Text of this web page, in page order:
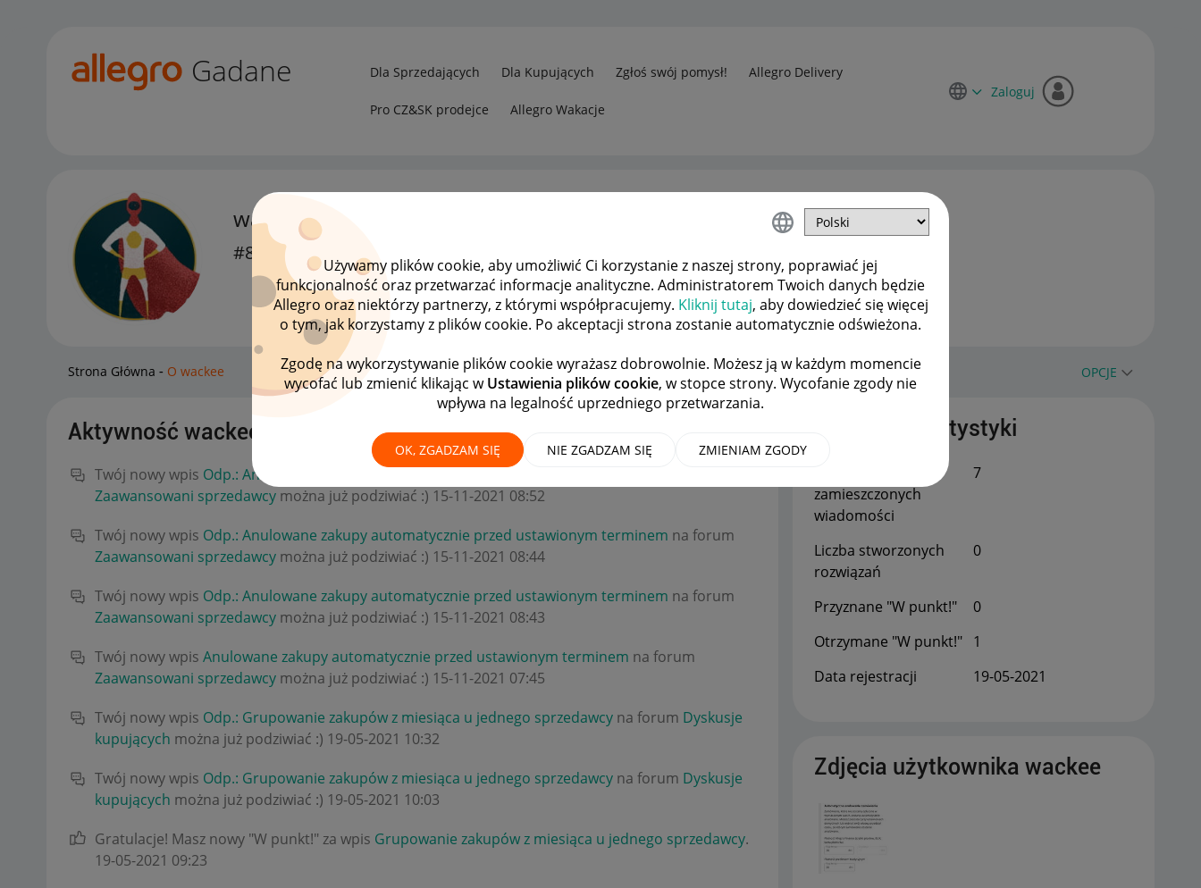
Używamy plików cookie, aby umożliwić Ci korzystanie z naszej strony, poprawiać jej
funkcjonalność oraz przetwarzać informacje analityczne. Administratorem Twoich danych będzie
Allegro oraz niektórzy partnerzy, z którymi współpracujemy. Kliknij tutaj, aby dowiedzieć się więcej
o tym, jak korzystamy z plików cookie. Po akceptacji strona zostanie automatycznie odświeżona.
Zgodę na wykorzystywanie plików cookie wyrażasz dobrowolnie. Możesz ją w każdym momencie
wycofać lub zmienić klikając wUstawienia plików cookie, w stopce strony. Wycofanie zgody nie
wpływa na legalność uprzedniego przetwarzania.
OK, ZGADZAM SIĘ NIE ZGADZAM SIĘ ZMIENIAM ZGODY
Gadane Dla Sprzedających Dla Kupujących Zgłoś swój pomysł! Allegro Delivery
Pro CZ&SK prodejce Allegro Wakacje
Zaloguj
wackee
#8 Zapaleniec
Strona Główna O wackee OPCJE
Aktywność wackee
Twój nowy wpis Odp.: Anulowane zakupy automatycznie przed ustawionym terminem
Zaawansowani sprzedawcy można już podziwiać :) ‎15-11-2021 08:52
Twój nowy wpis Odp.: Anulowane zakupy automatycznie przed ustawionym terminem na forum
Zaawansowani sprzedawcy można już podziwiać :) ‎15-11-2021 08:44
Twój nowy wpis Odp.: Anulowane zakupy automatycznie przed ustawionym terminem na forum
Zaawansowani sprzedawcy można już podziwiać :) ‎15-11-2021 08:43
Twój nowy wpis Anulowane zakupy automatycznie przed ustawionym terminem na forum
Zaawansowani sprzedawcy można już podziwiać :) ‎15-11-2021 07:45
Twój nowy wpis Odp.: Grupowanie zakupów z miesiąca u jednego sprzedawcy na forum Dyskusje
kupujących można już podziwiać :) ‎19-05-2021 10:32
Twój nowy wpis Odp.: Grupowanie zakupów z miesiąca u jednego sprzedawcy na forum Dyskusje
kupujących można już podziwiać :) ‎19-05-2021 10:03
Gratulacje! Masz nowy "W punkt!" za wpis Grupowanie zakupów z miesiąca u jednego sprzedawcy.
‎19-05-2021 09:23
Publiczne statystyki
zamieszczonych
wiadomości
7
Liczba stworzonych
rozwiązań
0
Przyznane "W punkt!"
0
Otrzymane "W punkt!"
1
Data rejestracji
‎19-05-2021
Zdjęcia użytkownika wackee